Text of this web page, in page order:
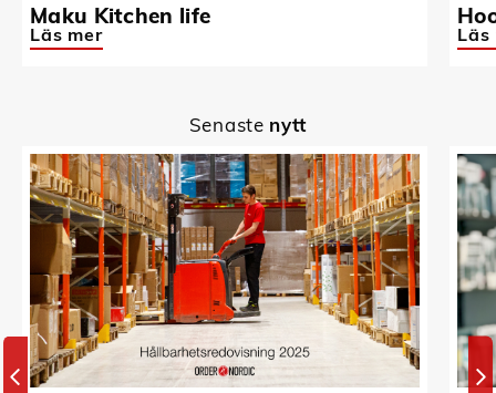
Maku Kitchen life
Läs mer Läs
Senaste nytt